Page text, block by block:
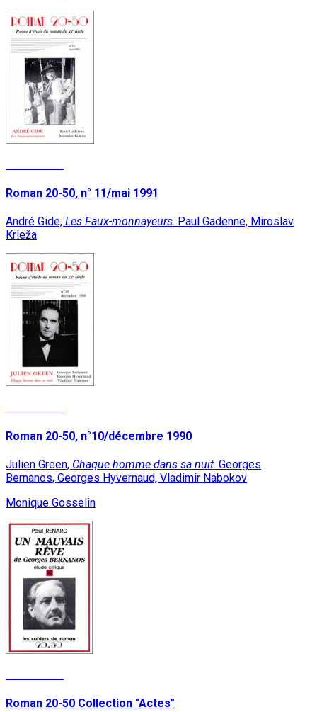
Roman 20-50, n° 11/mai 1991
André Gide, Les Faux-monnayeurs. Paul Gadenne, Miroslav
Krleža
Roman 20-50, n°10/décembre 1990
Julien Green, Chaque homme dans sa nuit. Georges
Bernanos, Georges Hyvernaud, Vladimir Nabokov
Monique Gosselin
Roman 20-50 Collection "Actes"